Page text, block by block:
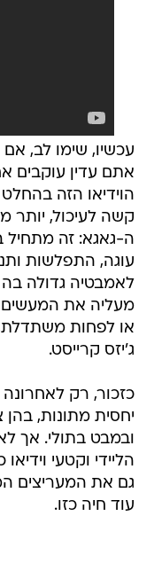
עכשיו, שימו לב,
אתם עדין עוקבים
הוידיאו הזה
קשה לעיכול, יותר
ה-גאגא: זה מתחיל
עוגה, התפלשות
לאמבטיה גדולה
מעליה את
או לפחות משתדלת,
ג'יזס קרייסט.
כזכור, רק
יחסית מתונות,
ובמבט בתולי. אך
הליידי וקטעי
גם את המעריצים
עוד חיה כזו.